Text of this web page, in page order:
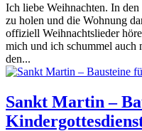
Ich liebe Weihnachten. In
zu holen und die Wohnung
offiziell Weihnachtslieder
mich und ich schummel auch
den...
Sankt Martin –